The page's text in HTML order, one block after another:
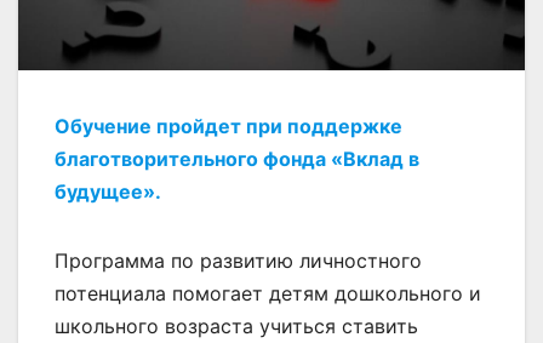
Обучение пройдет при поддержке
благотворительного фонда «Вклад в
будущее».
Программа по развитию личностного
потенциала помогает детям дошкольного и
школьного возраста учиться ставить